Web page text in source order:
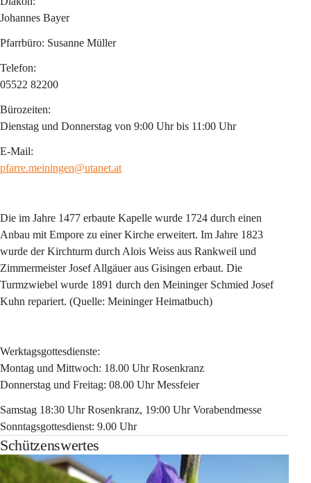
Johannes Bayer
Pfarrbüro: Susanne Müller
Telefon:
05522 82200
Bürozeiten:
Dienstag und Donnerstag von 9:00 Uhr bis 11:00 Uhr
E-Mail:
pfarre.meiningen@utanet.at
Die im Jahre 1477 erbaute Kapelle wurde 1724 durch einen
Anbau mit Empore zu einer Kirche erweitert. Im Jahre 1823
wurde der Kirchturm durch Alois Weiss aus Rankweil und
Zimmermeister Josef Allgäuer aus Gisingen erbaut. Die
Turmzwiebel wurde 1891 durch den Meininger Schmied Josef
Kuhn repariert. (Quelle: Meininger Heimatbuch)
Werktagsgottesdienste:
Montag und Mittwoch: 18.00 Uhr Rosenkranz
Donnerstag und Freitag: 08.00 Uhr Messfeier
Samstag 18:30 Uhr Rosenkranz, 19:00 Uhr Vorabendmesse
Sonntagsgottesdienst: 9.00 Uhr
Schützenswertes